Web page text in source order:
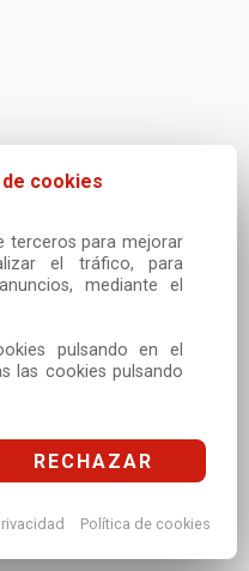
cookies
terceros para mejorar
el tráfico, para
mediante el
pulsando en el
las cookies pulsando
RECHAZAR
Política de cookies